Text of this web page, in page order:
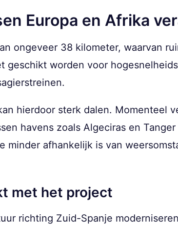
Europa en Afrika
ongeveer 38 kilometer, waarvan
geschikt worden voor
hierdoor sterk dalen. Momenteel
havens zoals Algeciras en
minder afhankelijk is van
met het project
richting Zuid-Spanje